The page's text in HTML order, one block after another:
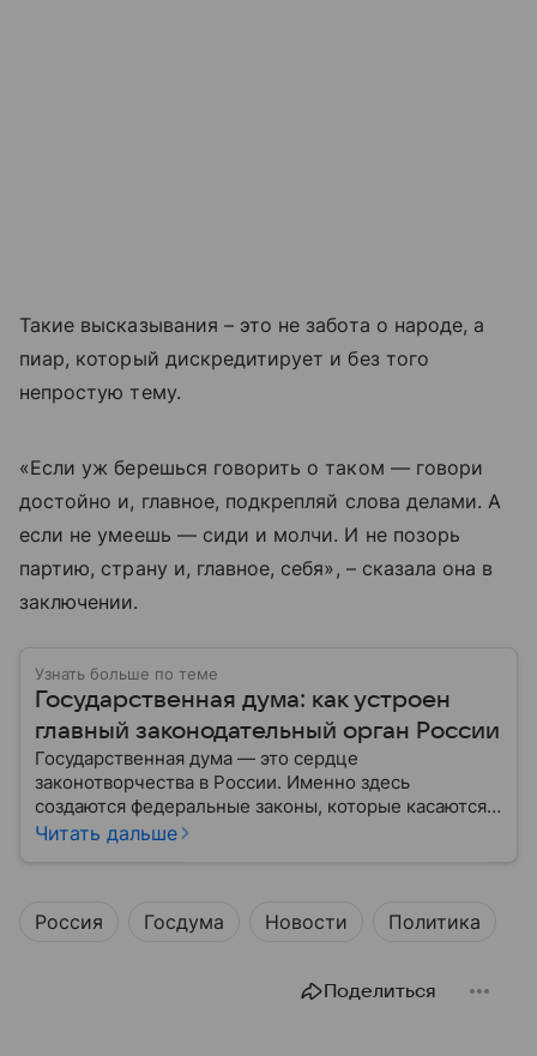
Такие высказывания – это не забота о народе, а
пиар, который дискредитирует и без того
непростую тему.
«Если уж берешься говорить о таком — говори
достойно и, главное, подкрепляй слова делами. А
если не умеешь — сиди и молчи. И не позорь
партию, страну и, главное, себя», – сказала она в
заключении.
Узнать больше по теме
Государственная дума: как устроен
главный законодательный орган России
Государственная дума — это сердце
законотворчества в России. Именно здесь
создаются федеральные законы, которые касаются
жизни каждого гражданина: от образования и
Читать дальше
Россия Госдума Новости Политика
Поделиться